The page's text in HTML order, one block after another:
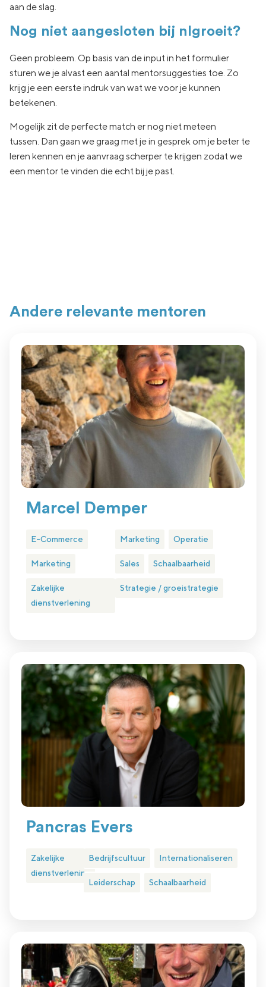
aan de slag.
Nog niet aangesloten bij nlgroeit?
Geen probleem. Op basis van de input in het formulier
sturen we je alvast een aantal mentorsuggesties toe. Zo
krijg je een eerste indruk van watwe voor je kunnen
betekenen.
Mogelijk zit deperfecte match er nog niet meteen
tussen. Dan gaan we graag met je in gesprek om je beter te
leren kennen en je aanvraag scherper te krijgen zodat we
een mentor te vinden die echt bij je past.
Andere relevante mentoren
Marcel Demper
E-Commerce
Marketing
Zakelijke
dienstverlening
Marketing Operatie
Sales Schaalbaarheid
Strategie / groeistrategie
Pancras Evers
Zakelijke
dienstverlening
Bedrijfscultuur Internationaliseren
Leiderschap Schaalbaarheid